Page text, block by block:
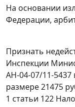
На основании
Федерации,
Признать
Инспекции
АН-04-07/11-
размере 21475
1 статьи 122